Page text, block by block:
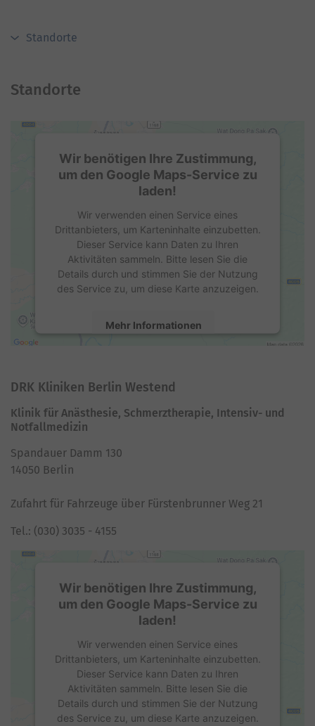
Standorte
Standorte
Wir benötigen Ihre Zustimmung,
um den Google Maps-Service zu
laden!
Wir verwenden einen Service eines
Drittanbieters, um Karteninhalte einzubetten.
Dieser Service kann Daten zu Ihren
Aktivitäten sammeln. Bitte lesen Sie die
Details durch und stimmen Sie der Nutzung
des Service zu, um diese Karte anzuzeigen.
Mehr Informationen
powered byUsercentrics Consent
DRK Kliniken Berlin Westend
Klinik für Anästhesie, Schmerztherapie, Intensiv- und
Notfallmedizin
Spandauer Damm 130
14050 Berlin
Zufahrt für Fahrzeuge über Fürstenbrunner Weg 21
Tel.: (030) 3035 - 4155
Wir benötigen Ihre Zustimmung,
um den Google Maps-Service zu
laden!
Wir verwenden einen Service eines
Drittanbieters, um Karteninhalte einzubetten.
Dieser Service kann Daten zu Ihren
Aktivitäten sammeln. Bitte lesen Sie die
Details durch und stimmen Sie der Nutzung
des Service zu, um diese Karte anzuzeigen.